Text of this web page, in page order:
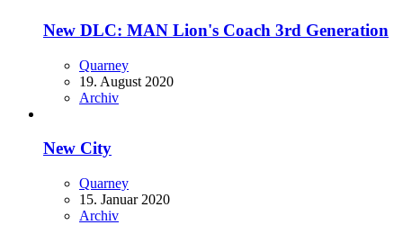
New DLC: MAN Lion's Coach 3rd Generation
Quarney
19. August 2020
Archiv
New City
Quarney
15. Januar 2020
Archiv